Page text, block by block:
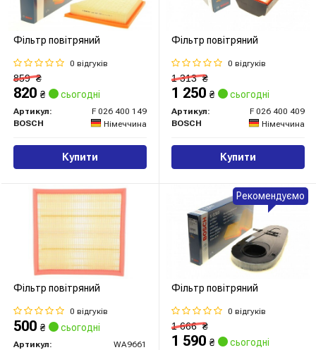
Фільтр повітряний
0 відгуків
859₴
820 ₴ сьогодні
Артикул:
F 026 400 149
BOSCH
Німеччина
Купити
Фільтр повітряний
0 відгуків
1 313₴
1 250 ₴ сьогодні
Артикул:
F 026 400 409
BOSCH
Німеччина
Купити
Фільтр повітряний
0 відгуків
500 ₴ сьогодні
Артикул:
WA9661
Фільтр повітряний
0 відгуків
1 666₴
1 590 ₴ сьогодні
Рекомендуємо